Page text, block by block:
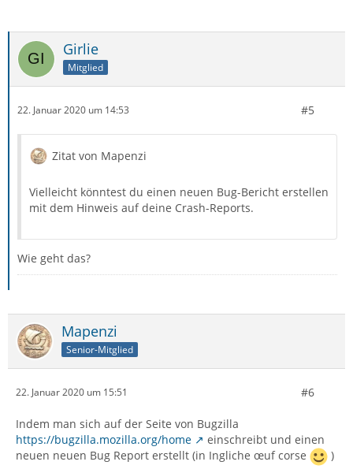
Girlie
Mitglied
22. Januar 2020 um 14:53 #5
Zitat von Mapenzi
Vielleicht könntest du einen neuen Bug-Bericht erstellen
mit dem Hinweis auf deine Crash-Reports.
Wie geht das?
Mapenzi
Senior-Mitglied
22. Januar 2020 um 15:51 #6
Indem man sich auf der Seite von Bugzilla
https://bugzilla.mozilla.org/home
einschreibt und einen
neuen neuen Bug Report erstellt (in Ingliche œuf corse
)